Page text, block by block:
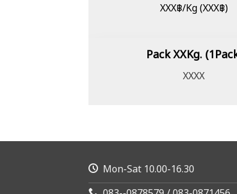
XXX฿/Kg (XXX฿)
Pack XXKg.
XXXX
Mon-Sat 10.00-16.30